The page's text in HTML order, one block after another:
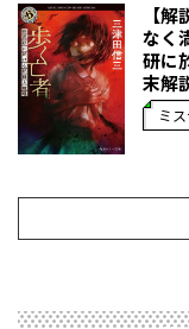
【
なく
研に
末解
ミ